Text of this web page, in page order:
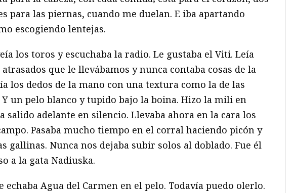
para las piernas, cuando me duelan. E iba apartando
escogiendo lentejas.
los toros y escuchaba la radio. Le gustaba el Viti. Leía
que le llevábamos y nunca contaba cosas de la
los dedos de la mano con una textura como la de las
Y un pelo blanco y tupido bajo la boina. Hizo la mili en
salido adelante en silencio. Llevaba ahora en la cara los
Pasaba mucho tiempo en el corral haciendo picón y
gallinas. Nunca nos dejaba subir solos al doblado. Fue él
a la gata Nadiuska.
echaba Agua del Carmen en el pelo. Todavía puedo olerlo.